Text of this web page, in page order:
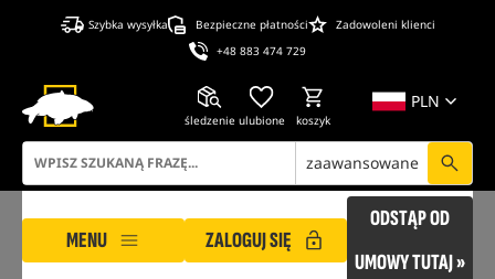
Szybka wysyłka Bezpieczne płatności
Zadowoleni klienci
+48 883 474 729
PLN
śledzenie ulubione koszyk
zaawansowane
MENU ZALOGUJ SIĘ
ODSTĄP OD
UMOWY TUTAJ »